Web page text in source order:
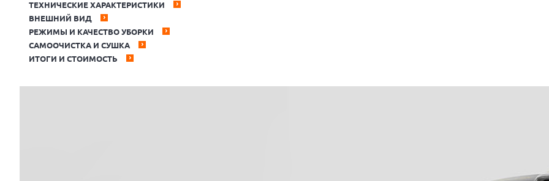
ТЕХНИЧЕСКИЕ ХАРАКТЕРИСТИКИ
ВНЕШНИЙ ВИД
РЕЖИМЫ И КАЧЕСТВО УБОРКИ
САМООЧИСТКА И СУШКА
ИТОГИ И СТОИМОСТЬ